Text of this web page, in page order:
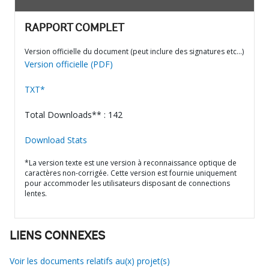
RAPPORT COMPLET
Version officielle du document (peut inclure des signatures etc…)
Version officielle (PDF)
TXT*
Total Downloads** : 142
Download Stats
*La version texte est une version à reconnaissance optique de
caractères non-corrigée. Cette version est fournie uniquement
pour accommoder les utilisateurs disposant de connections
lentes.
LIENS CONNEXES
Voir les documents relatifs au(x) projet(s)